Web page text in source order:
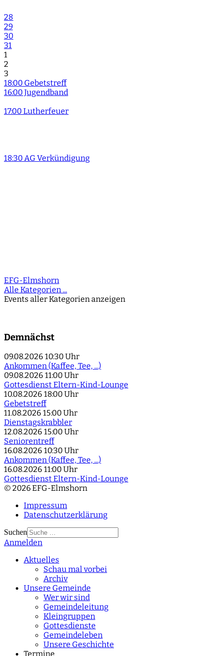
28
29
30
31
1
2
3
18:00 Gebetstreff
16:00 Jugendband
17:00 Lutherfeuer
18:30 AG Verkündigung
EFG-Elmshorn
Alle Kategorien ...
Events aller Kategorien anzeigen
Demnächst
09.08.2026 10:30 Uhr
Ankommen (Kaffee, Tee, ...)
09.08.2026 11:00 Uhr
Gottesdienst Eltern-Kind-Lounge
10.08.2026 18:00 Uhr
Gebetstreff
11.08.2026 15:00 Uhr
Dienstagskrabbler
12.08.2026 15:00 Uhr
Seniorentreff
16.08.2026 10:30 Uhr
Ankommen (Kaffee, Tee, ...)
16.08.2026 11:00 Uhr
Gottesdienst Eltern-Kind-Lounge
© 2026 EFG-Elmshorn
Impressum
Datenschutzerklärung
Suchen
Type 2 or more
Anmelden
Aktuelles
Schau mal vorbei
Archiv
Unsere Gemeinde
Wer wir sind
Gemeindeleitung
Kleingruppen
Gottesdienste
Gemeindeleben
Unsere Geschichte
Termine